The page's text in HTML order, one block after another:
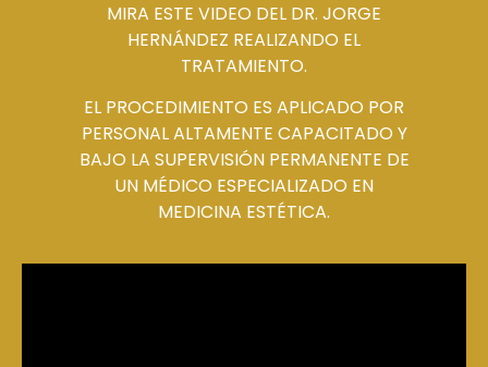
MIRA ESTE VIDEO DEL DR. JORGE
HERNÁNDEZ REALIZANDO EL
TRATAMIENTO.
EL PROCEDIMIENTO ES APLICADO POR
PERSONAL ALTAMENTE CAPACITADO Y
BAJO LA SUPERVISIÓN PERMANENTE DE
UN MÉDICO ESPECIALIZADO EN
MEDICINA ESTÉTICA.